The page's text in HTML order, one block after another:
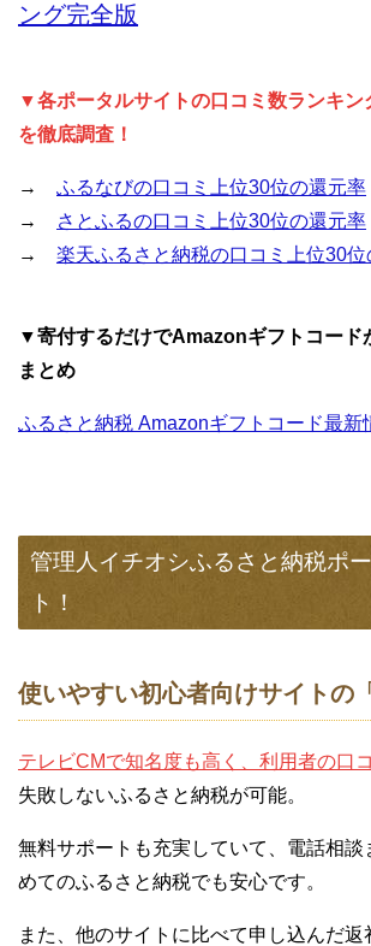
ング完全版
▼各ポータルサイトの口コミ数ランキン
を徹底調査！
→ ふるなびの口コミ上位30位の還元率
→
さとふるの口コミ上位30位の還元率
→ 楽天ふるさと納税の口コミ上位30位
▼寄付するだけでAmazonギフトコード
まとめ
ふるさと納税 Amazonギフトコード最新
管理人イチオシふるさと納税ポ
ト！
使いやすい初心者向けサイトの
テレビCMで知名度も高く、利用者の口
失敗しないふるさと納税が可能。
無料サポートも充実していて、電話相談
めてのふるさと納税でも安心です。
また、他のサイトに比べて申し込んだ